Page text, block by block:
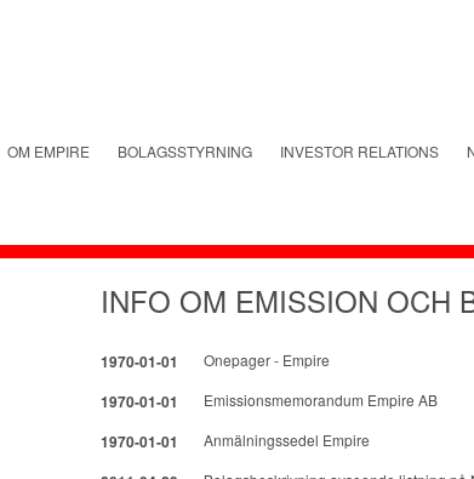
OM EMPIRE BOLAGSSTYRNING INVESTOR RELATIONS
INFO OM EMISSION OCH
1970-01-01 Onepager - Empire
1970-01-01 Emissionsmemorandum Empire AB
1970-01-01 Anmälningssedel Empire